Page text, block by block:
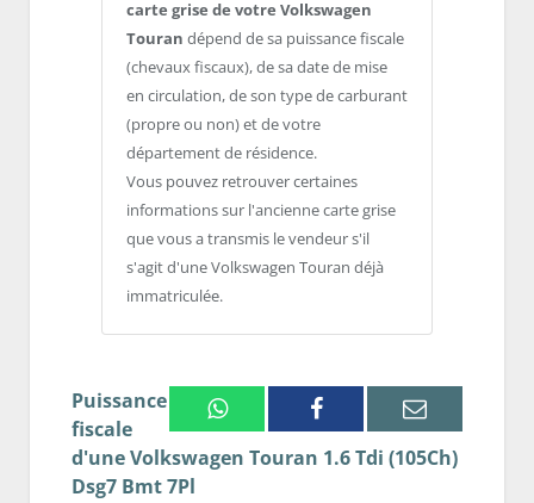
carte grise de votre Volkswagen
Touran dépend de sa puissance fiscale
(chevaux fiscaux), de sa date de mise
en circulation, de son type de carburant
(propre ou non) et de votre
département de résidence.
Vous pouvez retrouver certaines
informations sur l'ancienne carte grise
que vous a transmis le vendeur s'il
s'agit d'une Volkswagen Touran déjà
immatriculée.
WhatsappFacebook Email
Puissance
fiscale
d'une Volkswagen Touran 1.6 Tdi (105Ch)
Dsg7 Bmt 7Pl